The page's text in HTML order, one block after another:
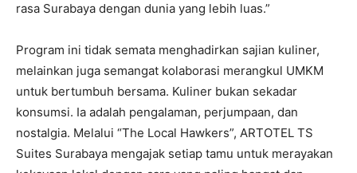
rasa Surabaya dengan dunia yang lebih luas.”
Program ini tidak semata menghadirkan sajian kuliner,
melainkan juga semangat kolaborasi merangkul UMKM
untuk bertumbuh bersama. Kuliner bukan sekadar
konsumsi. Ia adalah pengalaman, perjumpaan, dan
nostalgia. Melalui “The Local Hawkers”, ARTOTEL TS
Suites Surabaya mengajak setiap tamu untuk merayakan